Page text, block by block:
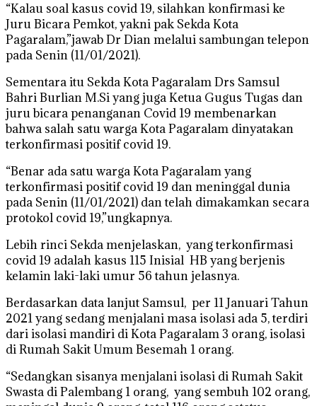
“Kalau soal kasus covid 19, silahkan konfirmasi ke
Juru Bicara Pemkot, yakni pak Sekda Kota
Pagaralam,”jawab Dr Dian melalui sambungan telepon
pada Senin (11/01/2021).
Sementara itu Sekda Kota Pagaralam Drs Samsul
Bahri Burlian M.Si yang juga Ketua Gugus Tugas dan
juru bicara penanganan Covid 19 membenarkan
bahwa salah satu warga Kota Pagaralam dinyatakan
terkonfirmasi positif covid 19.
“Benar ada satu warga Kota Pagaralam yang
terkonfirmasi positif covid 19 dan meninggal dunia
pada Senin (11/01/2021) dan telah dimakamkan secara
protokol covid 19,”ungkapnya.
Lebih rinci Sekda menjelaskan, yang terkonfirmasi
covid 19 adalah kasus 115 Inisial HB yang berjenis
kelamin laki-laki umur 56 tahun jelasnya.
Berdasarkan data lanjut Samsul, per 11 Januari Tahun
2021 yang sedang menjalani masa isolasi ada 5, terdiri
dari isolasi mandiri di Kota Pagaralam 3 orang, isolasi
di Rumah Sakit Umum Besemah 1 orang.
“Sedangkan sisanya menjalani isolasi di Rumah Sakit
Swasta di Palembang 1 orang, yang sembuh 102 orang,